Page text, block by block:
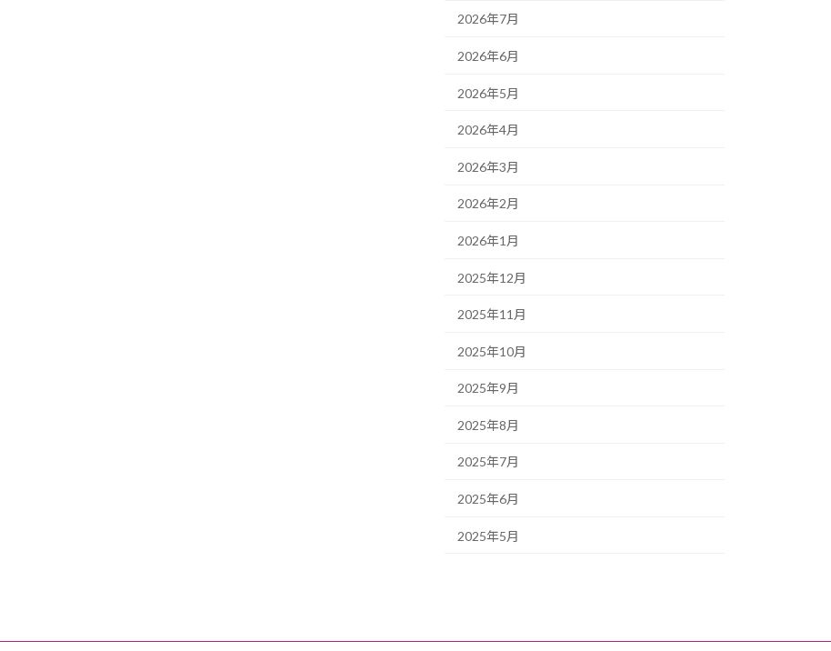
2026年7月
2026年6月
2026年5月
2026年4月
2026年3月
2026年2月
2026年1月
2025年12月
2025年11月
2025年10月
2025年9月
2025年8月
2025年7月
2025年6月
2025年5月